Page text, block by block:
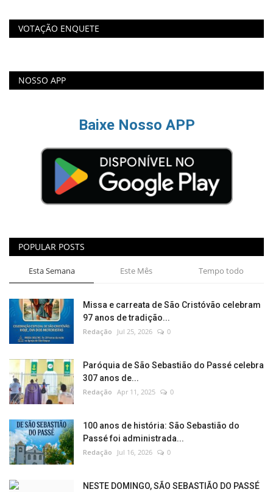
VOTAÇÃO ENQUETE
NOSSO APP
Baixe Nosso APP
POPULAR POSTS
Esta Semana Este Mês Tempo todo
Missa e carreata de São Cristóvão celebram
97 anos de tradição...
Redação Jul 25, 2026 0
Paróquia de São Sebastião do Passé celebra
307 anos de...
Redação Apr 11, 2025 0
100 anos de história: São Sebastião do
Passé foi administrada...
Redação Jul 16, 2026 0
NESTE DOMINGO, SÃO SEBASTIÃO DO PASSÉ